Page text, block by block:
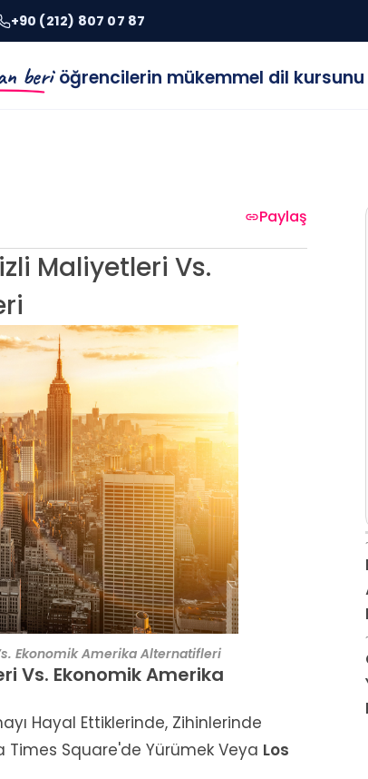
+90 (212) 807 07 87
beriöğrencilerin mükemmel dil kursunu
Paylaş
Maliyetleri Vs.
Ekonomik Amerika Alternatifleri
Vs. Ekonomik Amerika
Hayal Ettiklerinde, Zihinlerinde
Times Square'de Yürümek Veya Los